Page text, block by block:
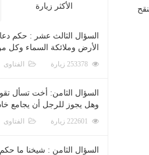
الأكثر زيارة
السؤال الثالث عشر : حكم
الأرض وملائكة السماء
الفتاوى
السؤال الثامن: أخت تسأل
وهل يجوز للرجل أن يجامع
الفتاوى
السؤال الثامن : شيخنا ما